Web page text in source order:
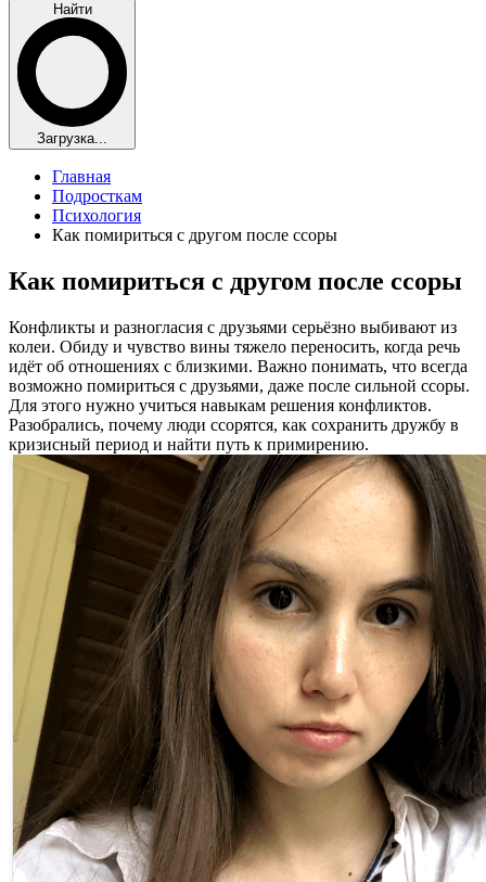
Найти
Загрузка...
Главная
Подросткам
Психология
Как помириться с другом после ссоры
Как помириться с другом после ссоры
Конфликты и разногласия с друзьями серьёзно выбивают из
колеи. Обиду и чувство вины тяжело переносить, когда речь
идёт об отношениях с близкими. Важно понимать, что всегда
возможно помириться с друзьями, даже после сильной ссоры.
Для этого нужно учиться навыкам решения конфликтов.
Разобрались, почему люди ссорятся, как сохранить дружбу в
кризисный период и найти путь к примирению.